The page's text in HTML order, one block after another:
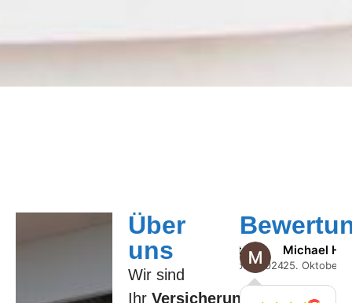
Über
uns
Wir sind
Ihr Versicherungsbüro
Frank Rotter
21. Dezember, 2024
Michael
25. Oktober,